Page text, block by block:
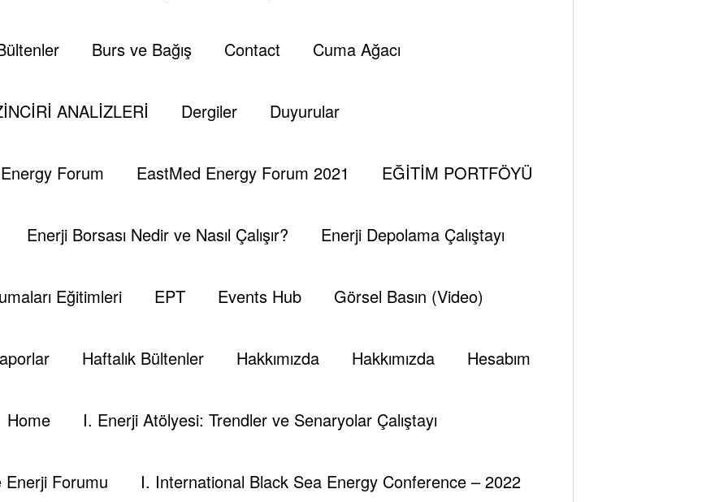
Burs ve Bağış Contact Cuma Ağacı
ANALİZLERİ Dergiler Duyurular
Forum EastMed Energy Forum 2021 EĞİTİM PORTFÖYÜ
Enerji Borsası Nedir ve Nasıl Çalışır? Enerji Depolama Çalıştayı
Eğitimleri EPT Events Hub Görsel Basın (Video)
Haftalık Bültenler Hakkımızda Hakkımızda Hesabım
Home I. Enerji Atölyesi: Trendler ve Senaryolar Çalıştayı
Enerji Forumu I. International Black Sea Energy Conference – 2022
2021 0 Yorumlar
Kali̇te Standartlarindaki̇ Boşluklar